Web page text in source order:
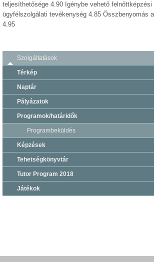
teljesíthetősége 4.90 Igénybe vehető
ügyfélszolgálati tevékenység 4.85 Összbenyomás
4.95
Szolgáltatások
Térkép
Naptár
Pályázatok
Programok/határidők
Programbeküldés
Képzések
Tehetségkönyvtár
Tutor Program 2018
Játékok